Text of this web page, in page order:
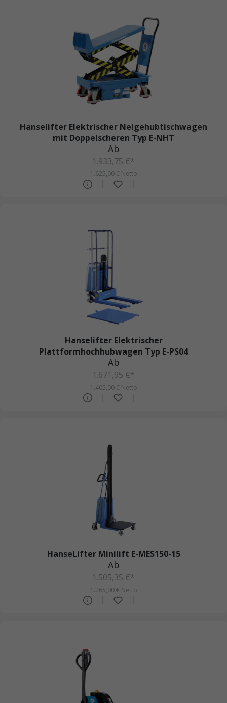
Hanselifter Elektrischer Neigehubtischwagen
mit Doppelscheren Typ E-NHT
Ab
1.933,75 €*
1.625,00 € Netto
Hanselifter Elektrischer
Plattformhochhubwagen Typ E-PS04
Ab
1.671,95 €*
1.405,00 € Netto
HanseLifter Minilift E-MES150-15
Ab
1.505,35 €*
1.265,00 € Netto